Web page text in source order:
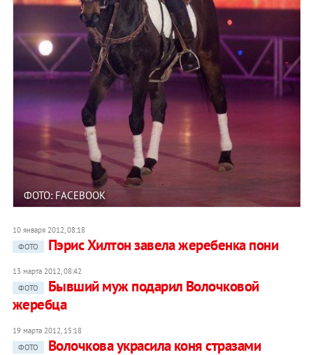
ФОТО: FACEBOOK
10 января 2012, 08:18
ФОТО
Пэрис Хилтон завела жеребенка пони
13 марта 2012, 08:42
ФОТО
Бывший муж подарил Волочковой
жеребца
19 марта 2012, 15:18
ФОТО
Волочкова украсила коня стразами